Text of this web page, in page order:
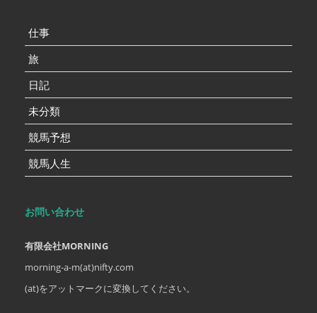
仕事
旅
日記
未分類
競馬予想
競馬人生
お問い合わせ
有限会社MORNING
morning-a-m(at)nifty.com
(at)をアットマークに変換してください。